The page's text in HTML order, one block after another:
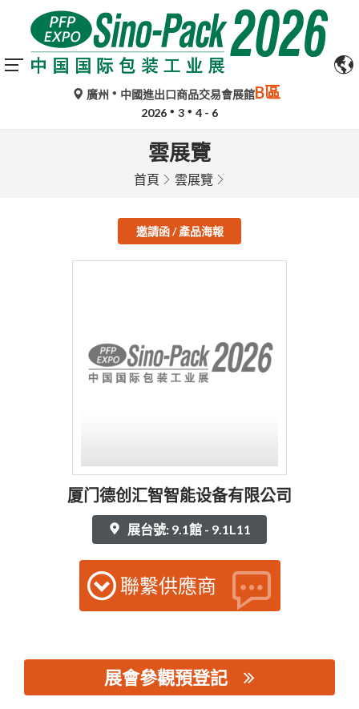
廣州 中國進出口商品交易會展館B區
2026 3 4 - 6
雲展覽
首頁 雲展覽
邀請函 / 產品海報
厦门德创汇智智能设备有限公司
展台號: 9.1館 - 9.1L11
聯繫供應商
展會參觀預登記